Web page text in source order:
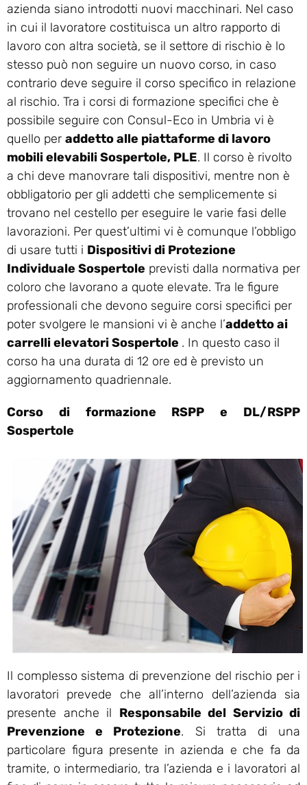
azienda siano introdotti nuovi macchinari. Nel caso
in cui il lavoratore costituisca un altro rapporto di
lavoro con altra società, se il settore di rischio è lo
stesso può non seguire un nuovo corso, in caso
contrario deve seguire il corso specifico in relazione
al rischio. Tra i corsi di formazione specifici che è
possibile seguire con Consul-Eco in Umbria vi è
quello per addetto alle piattaforme di lavoro
mobili elevabili Sospertole, PLE. Il corso è rivolto
a chi deve manovrare tali dispositivi, mentre non è
obbligatorio per gli addetti che semplicemente si
trovano nel cestello per eseguire le varie fasi delle
lavorazioni. Per quest’ultimi vi è comunque l’obbligo
di usare tutti i Dispositivi di Protezione
Individuale Sospertole previsti dalla normativa per
coloro che lavorano a quote elevate. Tra le figure
professionali che devono seguire corsi specifici per
poter svolgere le mansioni vi è anche l’addetto ai
carrelli elevatori Sospertole . In questo caso il
corso ha una durata di 12 ore ed è previsto un
aggiornamento quadriennale.
Corso di formazione RSPP e DL/RSPP
Sospertole
Il complesso sistema di prevenzione del rischio per i
lavoratori prevede che all’interno dell’azienda sia
presente anche il Responsabile del Servizio di
Prevenzione e Protezione. Si tratta di una
particolare figura presente in azienda e che fa da
tramite, o intermediario, tra l’azienda e i lavoratori al